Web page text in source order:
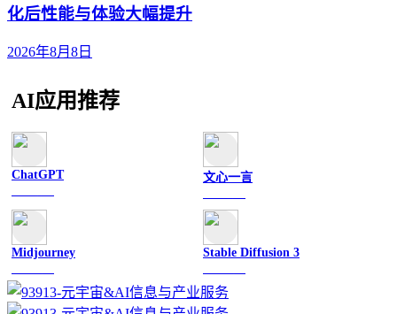
化后性能与体验大幅提升
2026年8月8日
AI应用推荐
ChatGPT 文心一言
Midjourney Stable Diffusion 3